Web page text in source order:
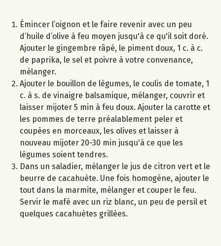
Émincer l’oignon et le faire revenir avec un peu
d’huile d’olive à feu moyen jusqu'à ce qu'il soit doré.
Ajouter le gingembre râpé, le piment doux, 1 c. à c.
de paprika, le sel et poivre à votre convenance,
mélanger.
Ajouter le bouillon de légumes, le coulis de tomate, 1
c. à s. de vinaigre balsamique, mélanger, couvrir et
laisser mijoter 5 min à feu doux. Ajouter la carotte et
les pommes de terre préalablement peler et
coupées en morceaux, les olives et laisser à
nouveau mijoter 20-30 min jusqu'à ce que les
légumes soient tendres.
Dans un saladier, mélanger le jus de citron vert et le
beurre de cacahuète. Une fois homogène, ajouter le
tout dans la marmite, mélanger et couper le feu.
Servir le mafé avec un riz blanc, un peu de persil et
quelques cacahuètes grillées.